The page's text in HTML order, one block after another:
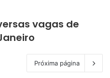
vagas de
Próxima página